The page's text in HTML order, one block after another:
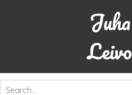
Juha
Leivo
SKIP